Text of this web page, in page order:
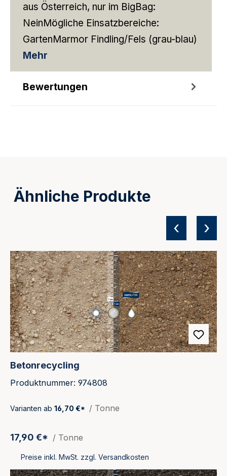
aus Österreich, nur im BigBag:
NeinMögliche Einsatzbereiche:
GartenMarmor Findling/Fels (grau-blau)
Mehr
Bewertungen
Ähnliche Produkte
Produktgalerie überspringen
Betonrecycling
Produktnummer: 974808
Varianten ab 16,70 €* / Tonne
17,90 €* / Tonne
Preise inkl. MwSt. zzgl. Versandkosten
‹ ›